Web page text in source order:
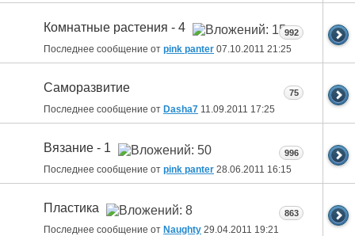
Комнатные растения - 4
Последнее сообщение от pink panter 07.10.2011 21:25
992
Саморазвитие
Последнее сообщение от Dasha7 11.09.2011 17:25
75
Вязание - 1
Последнее сообщение от pink panter 28.06.2011 16:15
996
Пластика
Последнее сообщение от Naughty 29.04.2011 19:21
863